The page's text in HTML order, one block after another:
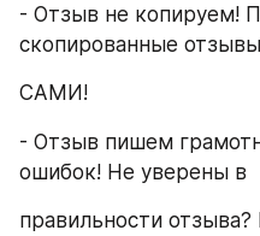
- Отзыв не копируем!
скопированные
САМИ!
- Отзыв пишем
ошибок! Не уверены в
правильности